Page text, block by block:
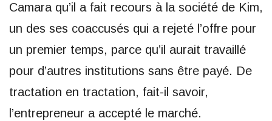
Camara qu’il a fait recours à la société de Kim,
un des ses coaccusés qui a rejeté l’offre pour
un premier temps, parce qu’il aurait travaillé
pour d’autres institutions sans être payé. De
tractation en tractation, fait-il savoir,
l’entrepreneur a accepté le marché.